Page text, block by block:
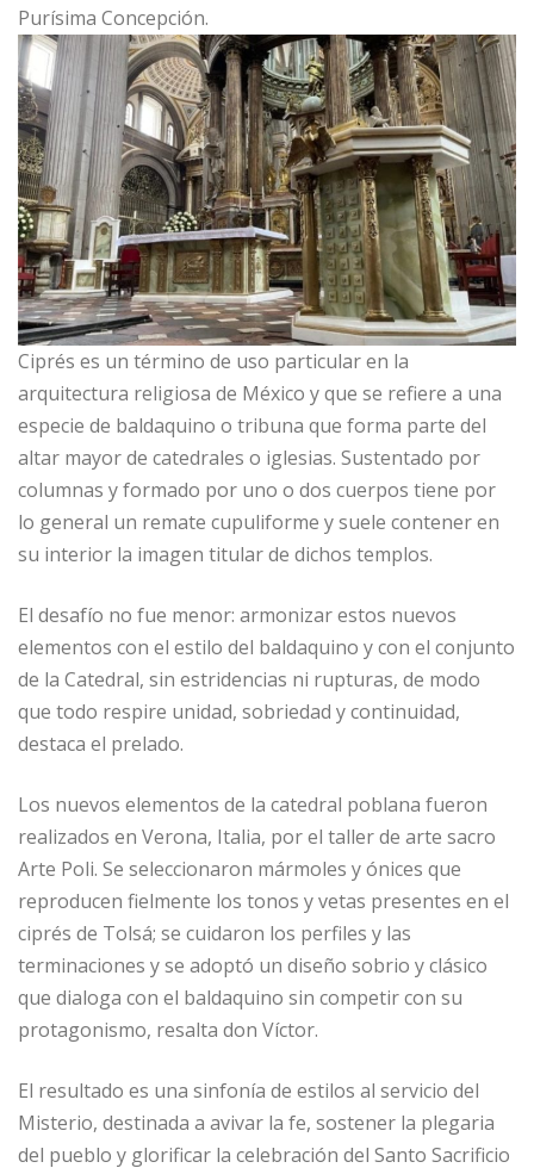
Purísima Concepción.
Ciprés es un término de uso particular en la
arquitectura religiosa de México y que se refiere a una
especie de baldaquino o tribuna que forma parte del
altar mayor de catedrales o iglesias. Sustentado por
columnas y formado por uno o dos cuerpos tiene por
lo general un remate cupuliforme y suele contener en
su interior la imagen titular de dichos templos.
El desafío no fue menor: armonizar estos nuevos
elementos con el estilo del baldaquino y con el conjunto
de la Catedral, sin estridencias ni rupturas, de modo
que todo respire unidad, sobriedad y continuidad,
destaca el prelado.
Los nuevos elementos de la catedral poblana fueron
realizados en Verona, Italia, por el taller de arte sacro
Arte Poli. Se seleccionaron mármoles y ónices que
reproducen fielmente los tonos y vetas presentes en el
ciprés de Tolsá; se cuidaron los perfiles y las
terminaciones y se adoptó un diseño sobrio y clásico
que dialoga con el baldaquino sin competir con su
protagonismo, resalta don Víctor.
El resultado es una sinfonía de estilos al servicio del
Misterio, destinada a avivar la fe, sostener la plegaria
del pueblo y glorificar la celebración del Santo Sacrificio